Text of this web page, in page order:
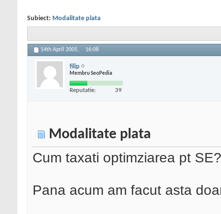
Subiect: Modalitate plata
14th April 2005, 16:08
filip
Membru SeoPedia
Reputatie: 39
Modalitate plata
Cum taxati optimziarea pt SE?
Pana acum am facut asta